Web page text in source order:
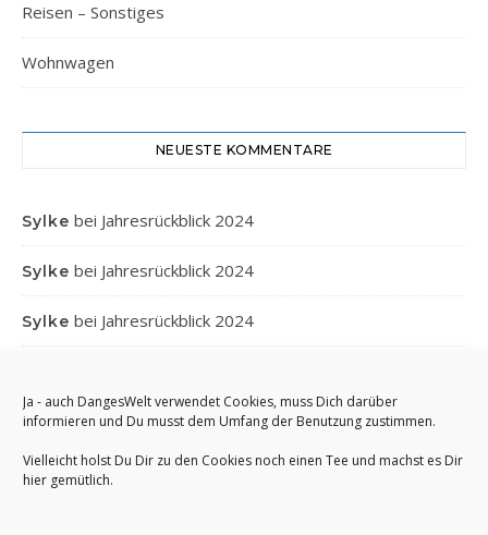
Ja - auch DangesWelt verwendet Cookies, muss Dich darüber
informieren und Du musst dem Umfang der Benutzung zustimmen.
Vielleicht holst Du Dir zu den Cookies noch einen Tee und machst es Dir
hier gemütlich.
Reisen – Sonstiges
Wohnwagen
NEUESTE KOMMENTARE
Sylke bei Jahresrückblick 2024
Sylke bei Jahresrückblick 2024
Sylke bei Jahresrückblick 2024
AnettbeiJahresrückblick 2024